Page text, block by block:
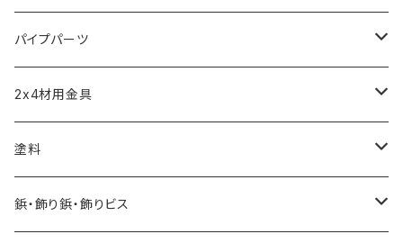
短めな脚金具
モール
引き戸レール
パイプパーツ
パイプクランパー
2x4材用金具
ソーホースブラケット
塗料
水性自然塗料
鋲・飾り鋲・飾りビス